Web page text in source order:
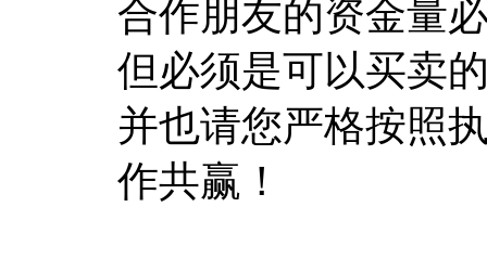
合作朋友的资金量
但必须是可以买卖
并也请您严格按照
作共赢！